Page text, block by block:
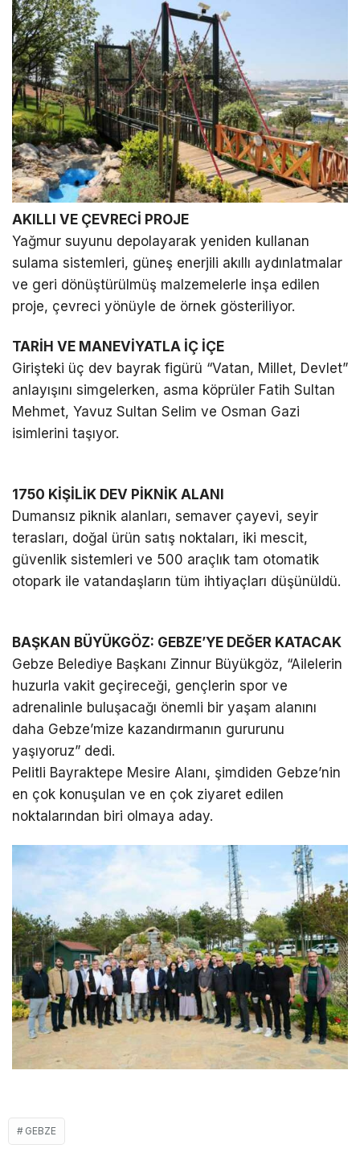
AKILLI VE ÇEVRECİ PROJE
Yağmur suyunu depolayarak yeniden kullanan
sulama sistemleri, güneş enerjili akıllı aydınlatmalar
ve geri dönüştürülmüş malzemelerle inşa edilen
proje, çevreci yönüyle de örnek gösteriliyor.
TARİH VE MANEVİYATLA İÇ İÇE
Girişteki üç dev bayrak figürü “Vatan, Millet, Devlet”
anlayışını simgelerken, asma köprüler Fatih Sultan
Mehmet, Yavuz Sultan Selim ve Osman Gazi
isimlerini taşıyor.
1750 KİŞİLİK DEV PİKNİK ALANI
Dumansız piknik alanları, semaver çayevi, seyir
terasları, doğal ürün satış noktaları, iki mescit,
güvenlik sistemleri ve 500 araçlık tam otomatik
otopark ile vatandaşların tüm ihtiyaçları düşünüldü.
BAŞKAN BÜYÜKGÖZ: GEBZE’YE DEĞER KATACAK
Gebze Belediye Başkanı Zinnur Büyükgöz, “Ailelerin
huzurla vakit geçireceği, gençlerin spor ve
adrenalinle buluşacağı önemli bir yaşam alanını
daha Gebze’mize kazandırmanın gururunu
yaşıyoruz” dedi.
Pelitli Bayraktepe Mesire Alanı, şimdiden Gebze’nin
en çok konuşulan ve en çok ziyaret edilen
noktalarından biri olmaya aday.
GEBZE